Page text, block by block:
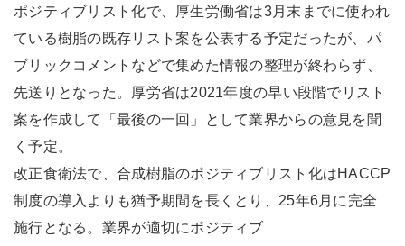
ポジティブリスト化で、厚生労働省は3月末までに使われ
ている樹脂の既存リスト案を公表する予定だったが、パ
ブリックコメントなどで集めた情報の整理が終わらず、
先送りとなった。厚労省は2021年度の早い段階でリスト
案を作成して「最後の一回」として業界からの意見を聞
く予定。
改正食衛法で、合成樹脂のポジティブリスト化はHACCP
制度の導入よりも猶予期間を長くとり、25年6月に完全
施行となる。業界が適切にポジティブ